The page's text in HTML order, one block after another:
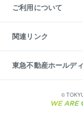
ご紹介・再契約特典
入居者様専用-各種ご案内
東急こすもす会「こすも
ご利用について
金融商品取引について
東急リバブル ソーシャル
ご意見・お問い合わせ（
ダイレクトメール（郵送
関連リンク
これからご結婚される方
人材サービスのご用命は
東北の逸品を贈ります
東急不動産ホールデ
東急コミュニティー
東急住宅リース
©